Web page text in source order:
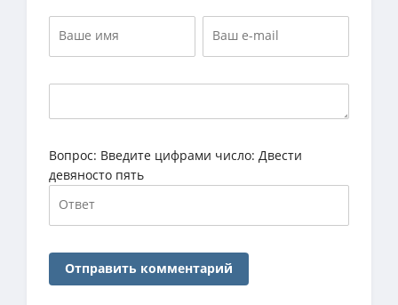
Вопрос: Введите цифрами число: Двести
девяносто пять
Отправить комментарий